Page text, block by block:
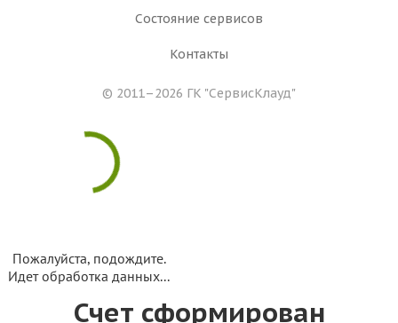
Состояние сервисов
Контакты
© 2011–2026 ГК "СервисКлауд"
Пожалуйста, подождите.
Идет обработка данных...
Счет сформирован